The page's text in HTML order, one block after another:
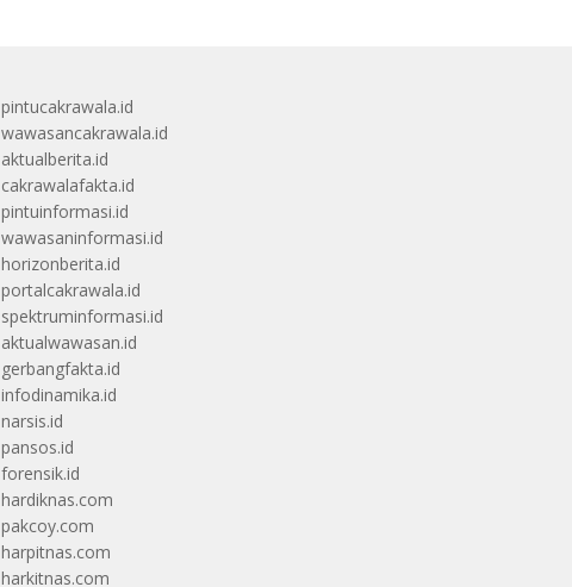
pintucakrawala.id
wawasancakrawala.id
aktualberita.id
cakrawalafakta.id
pintuinformasi.id
wawasaninformasi.id
horizonberita.id
portalcakrawala.id
spektruminformasi.id
aktualwawasan.id
gerbangfakta.id
infodinamika.id
narsis.id
pansos.id
forensik.id
hardiknas.com
pakcoy.com
harpitnas.com
harkitnas.com